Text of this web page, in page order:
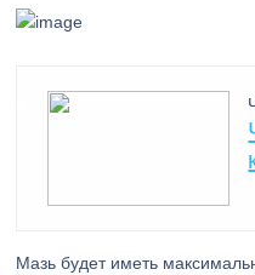
Мазь будет иметь